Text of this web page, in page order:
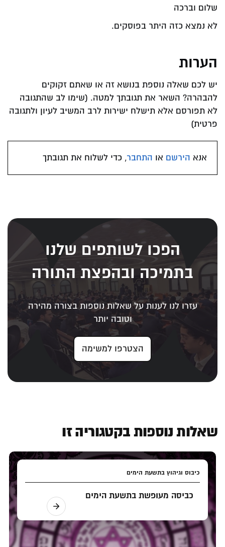
שלום וברכה
לא נמצא כזה היתר בפוסקים.
הערות
יש לכם שאלה נוספת בנושא זה או שאתם זקוקים
להבהרה? השאר את תגובתך למטה. (שימו לב שהתגובה
לא תפורסם אלא תישלח ישירות לרב המשיב לעיון ולתגובה
פרטית)
אנא הירשם או התחבר, כדי לשלוח את תגובתך
הפכו לשותפים שלנו
בתמיכה ובהפצת התורה
עזרו לנו לענות על שאלות נוספות בצורה מהירה
וטובה יותר
הצטרפו למשימה
שאלות נוספות בקטגוריה זו
כיבוס וגיהוץ בתשעת הימים
כביסה מעופשת בתשעת הימים